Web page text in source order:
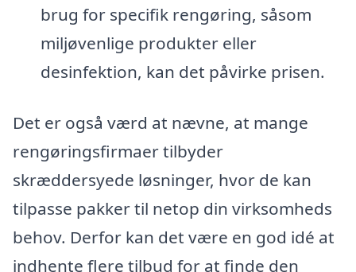
brug for specifik rengøring, såsom
miljøvenlige produkter eller
desinfektion, kan det påvirke prisen.
Det er også værd at nævne, at mange
rengøringsfirmaer tilbyder
skræddersyede løsninger, hvor de kan
tilpasse pakker til netop din virksomheds
behov. Derfor kan det være en god idé at
indhente flere tilbud for at finde den